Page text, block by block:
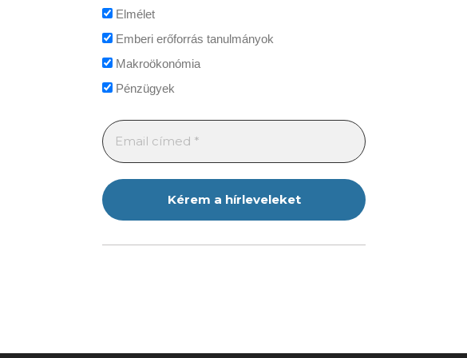
Elmélet
Emberi erőforrás tanulmányok
Makroökonómia
Pénzügyek